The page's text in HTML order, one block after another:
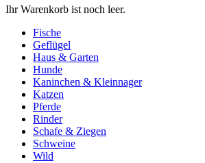
Ihr Warenkorb ist noch leer.
Fische
Geflügel
Haus & Garten
Hunde
Kaninchen & Kleinnager
Katzen
Pferde
Rinder
Schafe & Ziegen
Schweine
Wild